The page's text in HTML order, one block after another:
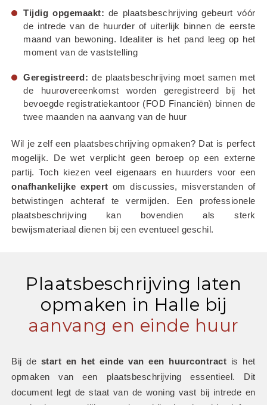
Tijdig opgemaakt: de plaatsbeschrijving gebeurt vóór
de intrede van de huurder of uiterlijk binnen de eerste
maand van bewoning. Idealiter is het pand leeg op het
moment van de vaststelling
Geregistreerd: de plaatsbeschrijving moet samen met
de huurovereenkomst worden geregistreerd bij het
bevoegde registratiekantoor (FOD Financiën) binnen de
twee maanden na aanvang van de huur
Wil je zelf een plaatsbeschrijving opmaken? Dat is perfect
mogelijk. De wet verplicht geen beroep op een externe
onafhankelijke expert om discussies, misverstanden of
betwistingen achteraf te vermijden. Een professionele
plaatsbeschrijving kan bovendien als sterk
bewijsmateriaal dienen bij een eventueel geschil.
Plaatsbeschrijving laten
opmaken in Halle bij
aanvang en einde huur
Bij de start en het einde van een huurcontract is het
opmaken van een plaatsbeschrijving essentieel. Dit
document legt de staat van de woning vast bij intrede en